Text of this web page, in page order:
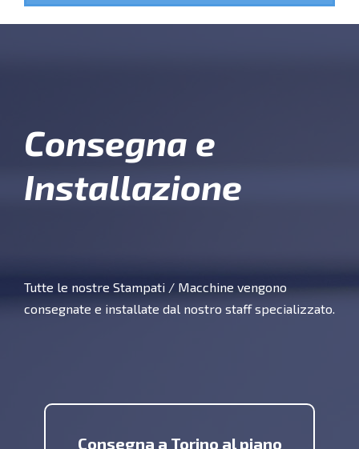
Consegna e
Installazione
Tutte le nostre Stampati / Macchine vengono
consegnate e installate dal nostro staff specializzato.
Consegna a Torino al piano